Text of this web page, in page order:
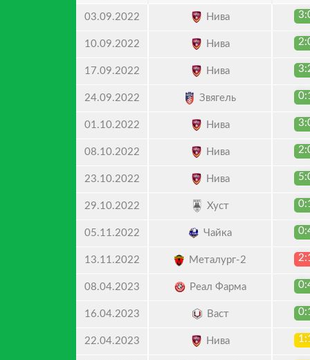
03.09.2022 Нива
10.09.2022 Нива
17.09.2022 Нива
24.09.2022 Звягель
01.10.2022 Нива
08.10.2022 Нива
23.10.2022 Нива
29.10.2022 Хуст
05.11.2022 Чайка
13.11.2022 Металург-2
08.04.2023 Реал Фарма
16.04.2023 Васт
22.04.2023 Нива